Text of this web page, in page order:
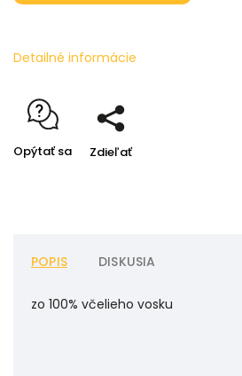
Detailné informácie
Opýtať sa Zdieľať
POPIS DISKUSIA
zo 100% včelieho vosku